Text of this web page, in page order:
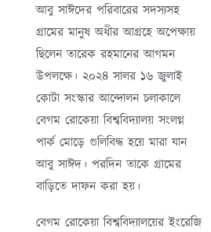
আবু সাঈদের পরিবারের সদস্যসহ
গ্রামের মানুষ অধীর আগ্রহে অপেক্ষায়
ছিলেন তারেক রহমানের আগমন
উপলক্ষে। ২০২৪ সালর ১৬ জুলাই
কোটা সংস্কার আন্দোলন চলাকালে
বেগম রোকেয়া বিশ্ববিদ্যালয় সংলগ্ন
পার্ক মোড়ে গুলিবিদ্ধ হয়ে মারা যান
আবু সাঈদ। পরদিন তাকে গ্রামের
বাড়িতে দাফন করা হয়।
বেগম রোকেয়া বিশ্ববিদ্যালয়ের ইংরেজি